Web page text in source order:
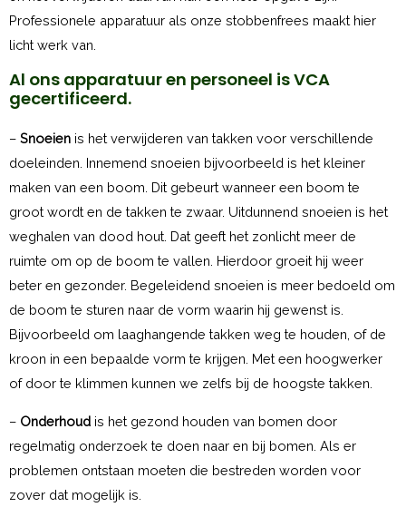
Professionele apparatuur als onze stobbenfrees maakt hier
licht werk van.
Al ons apparatuur en personeel is VCA
gecertificeerd.
– Snoeien is het verwijderen van takken voor verschillende
doeleinden. Innemend snoeien bijvoorbeeld is het kleiner
maken van een boom. Dit gebeurt wanneer een boom te
groot wordt en de takken te zwaar. Uitdunnend snoeien is het
weghalen van dood hout. Dat geeft het zonlicht meer de
ruimte om op de boom te vallen. Hierdoor groeit hij weer
beter en gezonder. Begeleidend snoeien is meer bedoeld om
de boom te sturen naar de vorm waarin hij gewenst is.
Bijvoorbeeld om laaghangende takken weg te houden, of de
kroon in een bepaalde vorm te krijgen. Met een hoogwerker
of door te klimmen kunnen we zelfs bij de hoogste takken.
– Onderhoud is het gezond houden van bomen door
regelmatig onderzoek te doen naar en bij bomen. Als er
problemen ontstaan moeten die bestreden worden voor
zover dat mogelijk is.